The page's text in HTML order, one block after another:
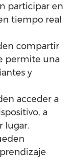
participar en
tiempo real
compartir
permite una
y
acceder a
a
lugar.